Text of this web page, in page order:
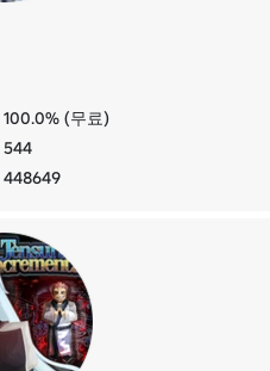
100.0% (무료)
544
448649